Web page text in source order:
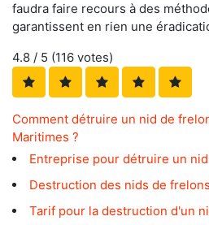
faudra faire recours à des
garantissent en rien une
4.8 / 5 (116 votes)
Comment détruire un nid de
Maritimes ?
Entreprise pour détruire un
Destruction des nids de
Tarif pour la destruction d'un